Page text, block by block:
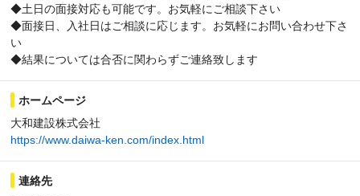
◆土日の面接対応も可能です。お気軽にご相談下さい
◆面接日、入社日はご相談に応じます。お気軽にお問い合わせ下さ
い
◆結果については合否に関わらずご連絡致します
ホームページ
大和建設株式会社
https://www.daiwa-ken.com/index.html
連絡先